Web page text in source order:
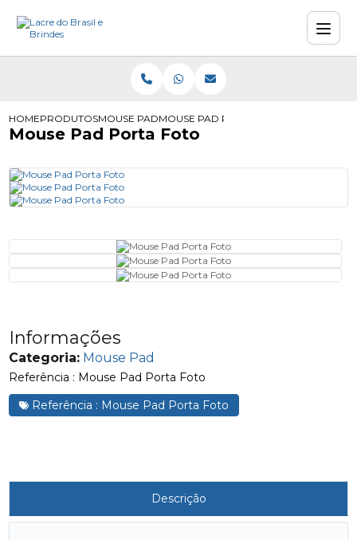
HOMEPRODUTOSMOUSE PADMOUSE PAD PORTA FOTO
Mouse Pad Porta Foto
Informações
Categoria: Mouse Pad
Referência : Mouse Pad Porta Foto
Referência : Mouse Pad Porta Foto
Descrição